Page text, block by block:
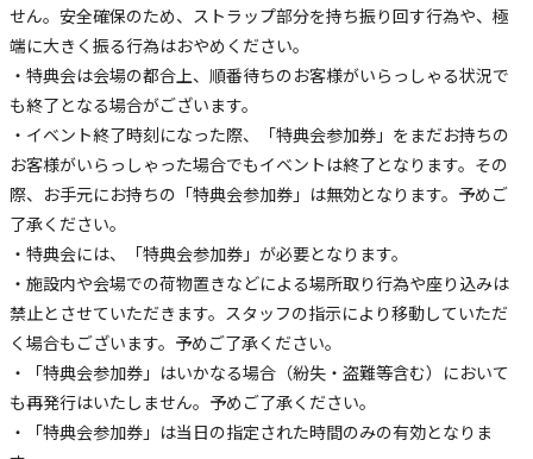
せん。安全確保のため、ストラップ部分を持ち振り回す行為や、極
端に大きく振る行為はおやめください。
・特典会は会場の都合上、順番待ちのお客様がいらっしゃる状況で
も終了となる場合がございます。
・イベント終了時刻になった際、「特典会参加券」をまだお持ちの
お客様がいらっしゃった場合でもイベントは終了となります。その
際、お手元にお持ちの「特典会参加券」は無効となります。予めご
了承ください。
・特典会には、「特典会参加券」が必要となります。
・施設内や会場での荷物置きなどによる場所取り行為や座り込みは
禁止とさせていただきます。スタッフの指示により移動していただ
く場合もございます。予めご了承ください。
・「特典会参加券」はいかなる場合（紛失・盗難等含む）において
も再発行はいたしません。予めご了承ください。
・「特典会参加券」は当日の指定された時間のみの有効となりま